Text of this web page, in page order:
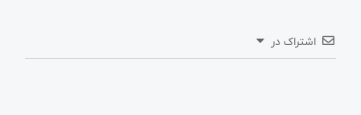
اشتراک در